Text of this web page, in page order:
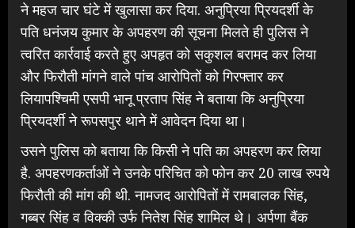
ने महज चार घंटे में खुलासा कर दिया. अनुप्रिया प्रियदर्शी के
पति धनंजय कुमार के अपहरण की सूचना मिलते ही पुलिस ने
त्वरित कार्रवाई करते हुए अपहृत को सकुशल बरामद कर लिया
और फिरौती मांगने वाले पांच आरोपितों को गिरफ्तार कर
लियापश्चिमी एसपी भानू प्रताप सिंह ने बताया कि अनुप्रिया
प्रियदर्शी ने रूपसपुर थाने में आवेदन दिया था।
उसने पुलिस को बताया कि किसी ने पति का अपहरण कर लिया
है. अपहरणकर्ताओं ने उनके परिचित को फोन कर 20 लाख रुपये
फिरौती की मांग की थी. नामजद आरोपितों में रामबालक सिंह,
गब्बर सिंह व विक्की उर्फ नितेश सिंह शामिल थे। अर्पणा बैंक